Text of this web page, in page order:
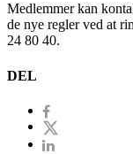
Medlemmer kan
de nye regler ved at
24 80 40.
DEL